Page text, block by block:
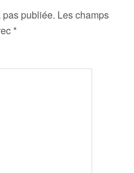
pas publiée. Les champs
*